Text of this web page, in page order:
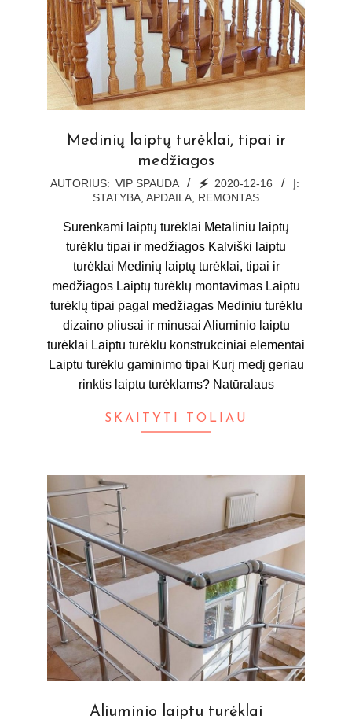
Medinių laiptų turėklai, tipai ir
medžiagos
2020-
AUTORIUS: VIP SPAUDA 🗲 2020-12-16
Į:
STATYBA, APDAILA, REMONTAS
Surenkami laiptų turėklai Metaliniu laiptų
turėklu tipai ir medžiagos Kalviški laiptu
turėklai Medinių laiptų turėklai, tipai ir
medžiagos Laiptų turėklų montavimas Laiptu
turėklų tipai pagal medžiagas Mediniu turėklu
dizaino pliusai ir minusai Aliuminio laiptu
turėklai Laiptu turėklu konstrukciniai elementai
Laiptu turėklu gaminimo tipai Kurį medį geriau
rinktis laiptu turėklams? Natūralaus
SKAITYTI TOLIAU
Aliuminio laiptu turėklai